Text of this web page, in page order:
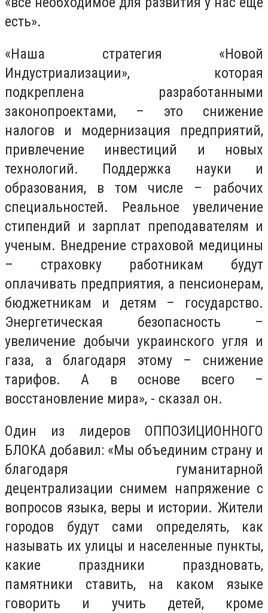
есть».
«Наша стратегия «Новой
Индустриализации», которая
подкреплена разработанными
законопроектами, – это снижение
налогов и модернизация предприятий,
привлечение инвестиций и новых
технологий. Поддержка науки и
образования, в том числе – рабочих
специальностей. Реальное увеличение
стипендий и зарплат преподавателям и
ученым. Внедрение страховой медицины
– страховку работникам будут
оплачивать предприятия, а пенсионерам,
бюджетникам и детям – государство.
Энергетическая безопасность –
увеличение добычи украинского угля и
газа, а благодаря этому – снижение
тарифов. А в основе всего –
восстановление мира», - сказал он.
Один из лидеров ОППОЗИЦИОННОГО
БЛОКА добавил: «Мы объединим страну и
благодаря гуманитарной
децентрализации снимем напряжение с
вопросов языка, веры и истории. Жители
городов будут сами определять, как
называть их улицы и населенные пункты,
какие праздники праздновать,
памятники ставить, на каком языке
говорить и учить детей, кроме